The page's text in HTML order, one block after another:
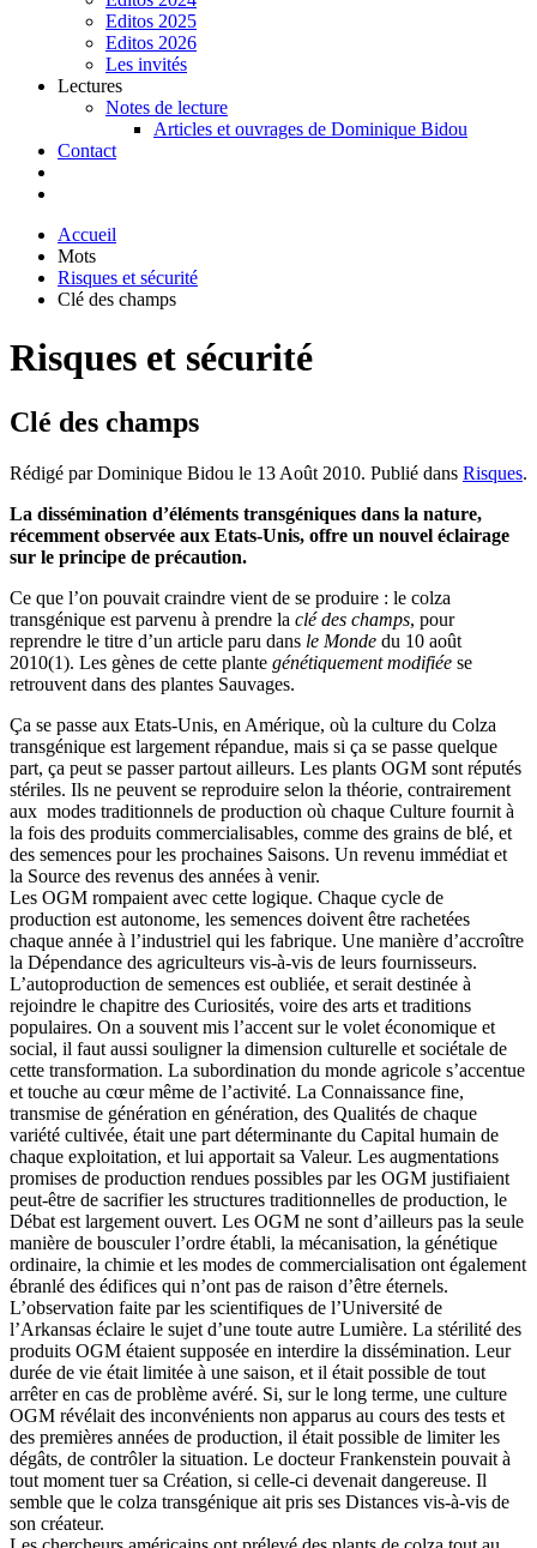
Editos 2025
Editos 2026
Les invités
Lectures
Notes de lecture
Articles et ouvrages de Dominique Bidou
Contact
Accueil
Mots
Risques et sécurité
Clé des champs
Risques et sécurité
Clé des champs
Rédigé par Dominique Bidou le 13 Août 2010. Publié dans Risques.
La dissémination d’éléments transgéniques dans la nature,
récemment observée aux Etats-Unis, offre un nouvel éclairage
sur le principe de précaution.
Ce que l’on pouvait craindre vient de se produire : le colza
transgénique est parvenu à prendre la clé des champs, pour
reprendre le titre d’un article paru dans le Monde du 10 août
2010(1). Les gènes de cette plante génétiquement modifiée se
retrouvent dans des plantes Sauvages.
Ça se passe aux Etats-Unis, en Amérique, où la culture du Colza
transgénique est largement répandue, mais si ça se passe quelque
part, ça peut se passer partout ailleurs. Les plants OGM sont réputés
stériles. Ils ne peuvent se reproduire selon la théorie, contrairement
aux modes traditionnels de production où chaque Culture fournit à
la fois des produits commercialisables, comme des grains de blé, et
des semences pour les prochaines Saisons. Un revenu immédiat et
la Source des revenus des années à venir.
Les OGM rompaient avec cette logique. Chaque cycle de
production est autonome, les semences doivent être rachetées
chaque année à l’industriel qui les fabrique. Une manière d’accroître
la Dépendance des agriculteurs vis-à-vis de leurs fournisseurs.
L’autoproduction de semences est oubliée, et serait destinée à
rejoindre le chapitre des Curiosités, voire des arts et traditions
populaires. On a souvent mis l’accent sur le volet économique et
social, il faut aussi souligner la dimension culturelle et sociétale de
cette transformation. La subordination du monde agricole s’accentue
et touche au cœur même de l’activité. La Connaissance fine,
transmise de génération en génération, des Qualités de chaque
variété cultivée, était une part déterminante du Capital humain de
chaque exploitation, et lui apportait sa Valeur. Les augmentations
promises de production rendues possibles par les OGM justifiaient
peut-être de sacrifier les structures traditionnelles de production, le
Débat est largement ouvert. Les OGM ne sont d’ailleurs pas la seule
manière de bousculer l’ordre établi, la mécanisation, la génétique
ordinaire, la chimie et les modes de commercialisation ont également
ébranlé des édifices qui n’ont pas de raison d’être éternels.
L’observation faite par les scientifiques de l’Université de
l’Arkansas éclaire le sujet d’une toute autre Lumière. La stérilité des
produits OGM étaient supposée en interdire la dissémination. Leur
durée de vie était limitée à une saison, et il était possible de tout
arrêter en cas de problème avéré. Si, sur le long terme, une culture
OGM révélait des inconvénients non apparus au cours des tests et
des premières années de production, il était possible de limiter les
dégâts, de contrôler la situation. Le docteur Frankenstein pouvait à
tout moment tuer sa Création, si celle-ci devenait dangereuse. Il
semble que le colza transgénique ait pris ses Distances vis-à-vis de
son créateur.